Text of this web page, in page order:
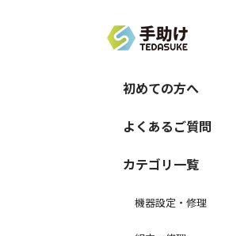
初めての方へ
カテゴリ一覧
機器設定・修理
よくあるご質問